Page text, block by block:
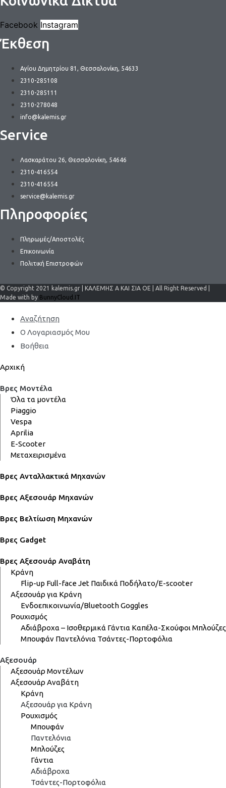
Facebook Instagram
Έκθεση
Αγίου Δημητρίου 81, Θεσσαλονίκη, 54633
2310-285108
2310-285111
2310-278048
info@kalemis.gr
Service
Λασκαράτου 26, Θεσσαλονίκη, 54646
2310-416554
2310-416554
service@kalemis.gr
Πληροφορίες
Πληρωμές/Αποστολές
Επικοινωνία
Πολιτική Επιστροφών
© Copyright 2021 kalemis.gr | ΚΑΛΕΜΗΣ Α ΚΑΙ ΣΙΑ ΟΕ | All Right Reserved |
Made with by BunnyCloud.IT
Αναζήτηση
Ο Λογαριασμός Μου
Βοήθεια
Αρχική
Βρες Μοντέλα
Όλα τα μοντέλα
Piaggio
Vespa
Aprilia
E-Scooter
Μεταχειρισμένα
Βρες Ανταλλακτικά Μηχανών
Βρες Αξεσουάρ Μηχανών
Βρες Βελτίωση Μηχανών
Βρες Gadget
Βρες Αξεσουάρ Αναβάτη
Κράνη
Flip-up Full-faceJet Παιδικά Ποδήλατο/E-scooter
Αξεσουάρ για Κράνη
Ενδοεπικοινωνία/BluetoothGoggles
Ρουχισμός
Αδιάβροχα – Ισοθερμικά Γάντια Καπέλα-ΣκούφοιΜπλούζες
Μπουφάν Παντελόνια Τσάντες-Πορτοφόλια
Αξεσουάρ
Αξεσουάρ Μοντέλων
Αξεσουάρ Αναβάτη
Κράνη
Αξεσουάρ για Κράνη
Ρουχισμός
Μπουφάν
Παντελόνια
Μπλούζες
Γάντια
Αδιάβροχα
Τσάντες-Πορτοφόλια